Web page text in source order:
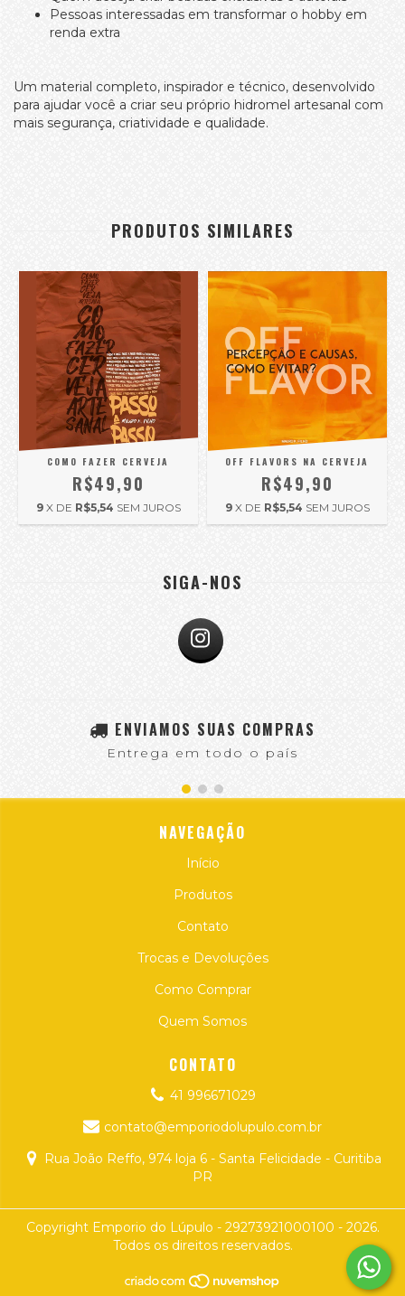
Pessoas interessadas em transformar o hobby em
renda extra
Um material completo, inspirador e técnico, desenvolvido
para ajudar você a criar seu próprio hidromel artesanal com
mais segurança, criatividade e qualidade.
PRODUTOS SIMILARES
COMO FAZER CERVEJA
R$49,90
9 X DE R$5,54 SEM JUROS
OFF FLAVORS NA CERVEJA
R$49,90
9 X DE R$5,54 SEM JUROS
SIGA-NOS
ENVIAMOS SUAS COMPRAS
Entrega em todo o país
NAVEGAÇÃO
Início
Produtos
Contato
Trocas e Devoluções
Como Comprar
Quem Somos
CONTATO
41 996671029
contato@emporiodolupulo.com.br
Rua João Reffo, 974 loja 6 - Santa Felicidade - Curitiba
PR
Copyright Emporio do Lúpulo - 29273921000100 - 2026.
Todos os direitos reservados.